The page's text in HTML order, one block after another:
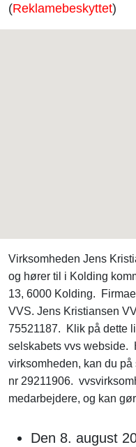
(Reklamebeskyttet)
Virksomheden Jens
og hører til i Kolding
13, 6000 Kolding.
VVS. Jens Kristiansen
75521187. Klik på dette
selskabets vvs webside.
virksomheden, kan du på
nr 29211906.
medarbejdere, og kan
Den 8. august